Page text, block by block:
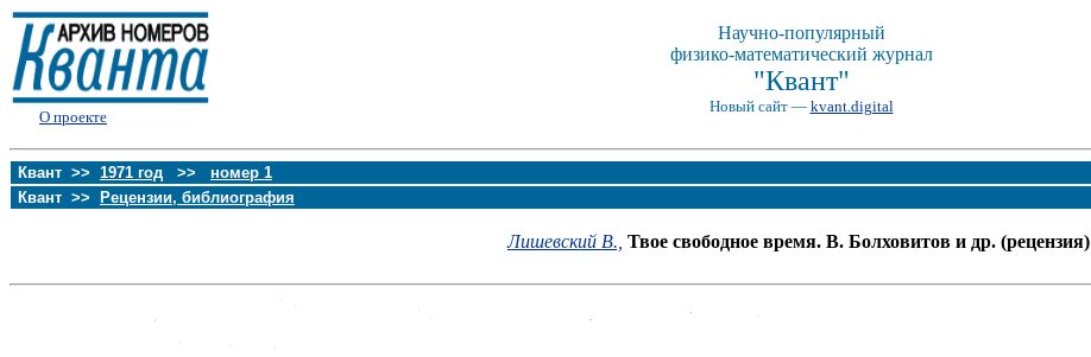
О проекте
Научно-популярный
физико-математический журнал
"Квант"
Новый сайт — kvant.digital
Квант >> 1971 год >> номер 1
Квант >>
Рецензии, библиография
Лишевский В., Твое свободное время. В. Болховитов и др. (рецензия)